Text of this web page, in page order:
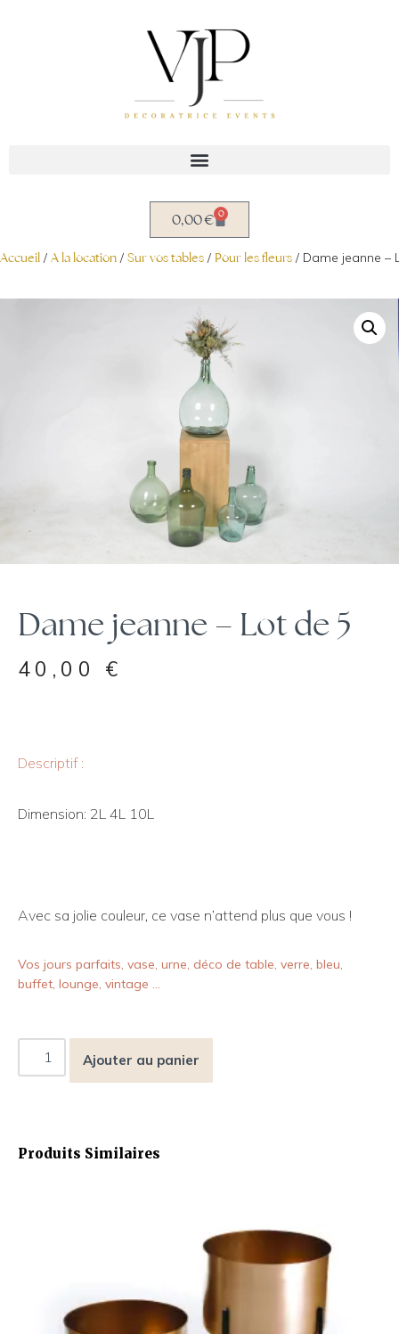
0,00€ 0
Accueil / A la location / Sur vos tables / Pour les fleurs / Dame jeanne –
Dame jeanne – Lot de 5
40,00 €
Descriptif :
Dimension: 2L 4L 10L
Avec sa jolie couleur, ce vase n’attend plus que vous !
Vos jours parfaits, vase, urne, déco de table, verre, bleu,
buffet, lounge, vintage …
Ajouter au panier
Produits Similaires